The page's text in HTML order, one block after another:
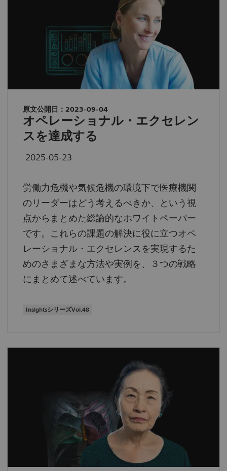
原文公開日：2023-09-04
オペレーショナル・エクセレン
スを達成する
2025-05-23
労働力危機や気候危機の環境下で医療機関
のリーダーはどう考えるべきか、という視
点からまとめた総論的なホワイトペーパー
です。これらの課題の解決に役に立つオペ
レーショナル・エクセレンスを実現するた
めのさまざまな方法や実例を、３つの戦略
にまとめて述べています。
InsightsシリーズVol.48